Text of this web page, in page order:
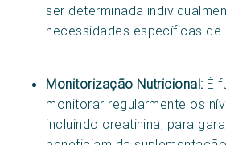
ser determinada
necessidades específicas de
Monitorização Nutricional: É
monitorar regularmente os
incluindo creatinina, para